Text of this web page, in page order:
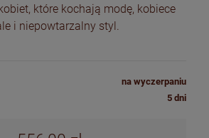
które kochają modę, kobiece
i niepowtarzalny styl.
na wyczerpaniu
5 dni